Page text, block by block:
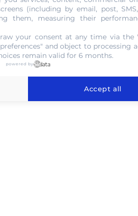
d’Ascq
(including by email, post,
them, measuring their
your consent at any time via the
and object to processing
remain valid for 6 months.
powered by
Accept all